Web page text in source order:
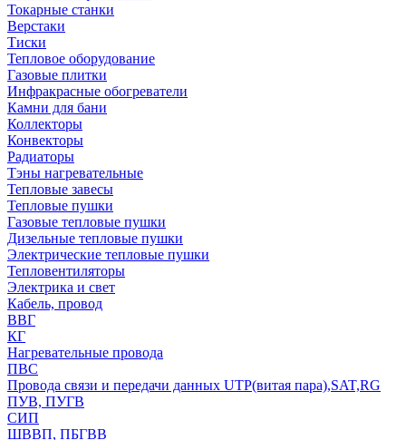
Токарные станки
Верстаки
Тиски
Тепловое оборудование
Газовые плитки
Инфракрасные обогреватели
Камни для бани
Коллекторы
Конвекторы
Радиаторы
Тэны нагревательные
Тепловые завесы
Тепловые пушки
Газовые тепловые пушки
Дизельные тепловые пушки
Электрические тепловые пушки
Тепловентиляторы
Электрика и свет
Кабель, провод
ВВГ
КГ
Нагревательные провода
ПВС
Провода связи и передачи данных UTP(витая пара),SAT,RG
ПУВ, ПУГВ
СИП
ШВВП, ПБГВВ